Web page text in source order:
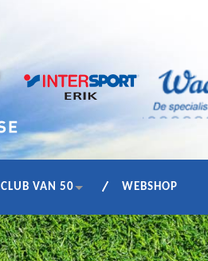
CLUB VAN 50 WEBSHOP